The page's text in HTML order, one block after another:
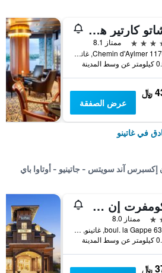
شاتو كارتير هوتل آند ريزورت، آن أسيند كوليكشن ريزورت
ممتاز 8.1
1170 Chemin d'Aylmer, غاتينو, QC, كندا
وسط المدينة
﷼
عرض الصفقة
في غاتينو
آند سويتس - جاتينيو - أوتاوا باي
كومفرت إن جاتينياو
ممتاز 8.0
630 boul. la Gappe, غاتينو, QC, كندا
وسط المدينة
﷼